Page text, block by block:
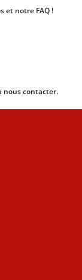
et notre FAQ !
nous contacter.